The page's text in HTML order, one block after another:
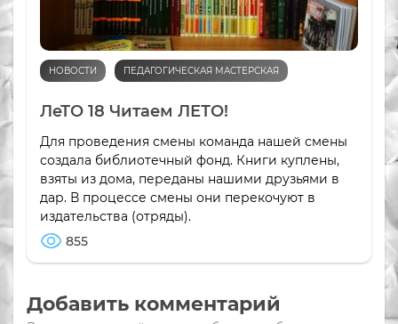
НОВОСТИ ПЕДАГОГИЧЕСКАЯ МАСТЕРСКАЯ
ЛеТО 18 Читаем ЛЕТО!
Для проведения смены команда нашей смены
создала библиотечный фонд. Книги куплены,
взяты из дома, переданы нашими друзьями в
дар. В процессе смены они перекочуют в
издательства (отряды).
855
Добавить комментарий